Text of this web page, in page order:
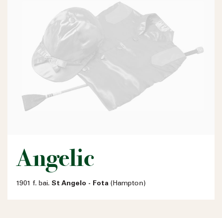
Angelic
1901 f. bai. St Angelo - Fota (Hampton)